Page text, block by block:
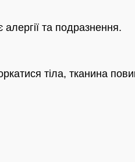
та подразнення.
тіла, тканина